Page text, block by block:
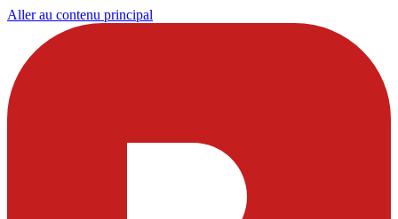
Aller au contenu principal